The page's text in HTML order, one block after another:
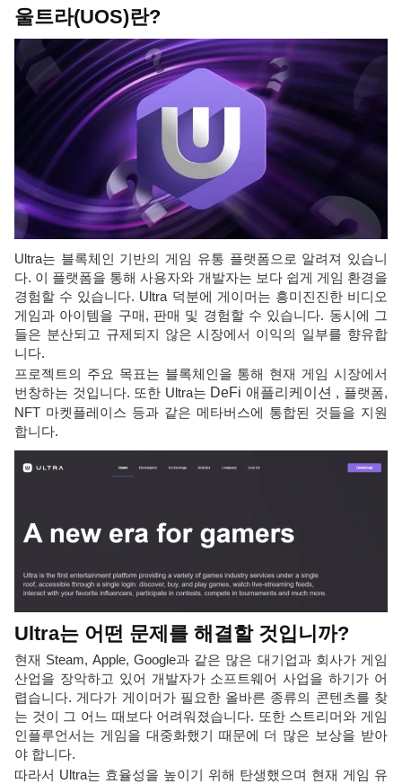
울트라(UOS)란?
Ultra는 블록체인 기반의 게임 유통 플랫폼으로 알려져 있습니
다. 이 플랫폼을 통해 사용자와 개발자는 보다 쉽게 ​​게임 환경을
경험할 수 있습니다. Ultra 덕분에 게이머는 흥미진진한 비디오
게임과 아이템을 구매, 판매 및 경험할 수 있습니다. 동시에 그
들은 분산되고 규제되지 않은 시장에서 이익의 일부를 향유합
니다.
프로젝트의 주요 목표는 블록체인을 통해 현재 게임 시장에서
번창하는 것입니다. 또한 Ultra는 DeFi 애플리케이션 , 플랫폼,
NFT 마켓플레이스 등과 같은 메타버스에 통합된 것들을 지원
합니다.
Ultra는 어떤 문제를 해결할 것입니까?
현재 Steam, Apple, Google과 같은 많은 대기업과 회사가 게임
산업을 장악하고 있어 개발자가 소프트웨어 사업을 하기가 어
렵습니다. 게다가 게이머가 필요한 올바른 종류의 콘텐츠를 찾
는 것이 그 어느 때보다 어려워졌습니다. 또한 스트리머와 게임
인플루언서는 게임을 대중화했기 때문에 더 많은 보상을 받아
야 합니다.
따라서 Ultra는 효율성을 높이기 위해 탄생했으며 현재 게임 유